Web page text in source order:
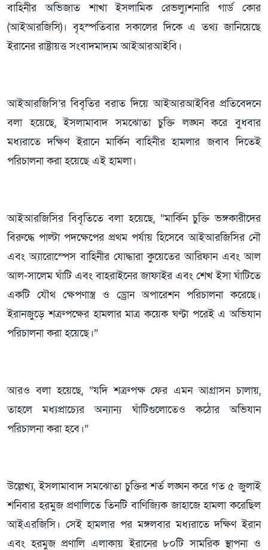
বাহিনীর অভিজাত শাখা ইসলামিক রেভল্যুশনারি গার্ড কোর
(আইআরজিসি)। বৃহস্পতিবার সকালের দিকে এ তথ্য জানিয়েছে
ইরানের রাষ্ট্রায়ত্ত সংবাদমাদ্যম আইআরআইবি।
আইআরজিসি’র বিবৃতির বরাত দিয়ে আইআরআইবির প্রতিবেদনে
বলা হয়েছে, ইসলামাবাদ সমঝোতা চুক্তি লঙ্ঘন করে বুধবার
মধ্যরাতে দক্ষিণ ইরানে মার্কিন বাহিনীর হামলার জবাব দিতেই
পরিচালনা করা হয়েছে এই হামলা।
আইআরজিসির বিবৃতিতে বলা হয়েছে, “মার্কিন চুক্তি ভঙ্গকারীদের
বিরুদ্ধে পাল্টা পদক্ষেপের প্রথম পর্যায় হিসেবে আইআরজিসির নৌ
এবং অ্যারোস্পেস বাহিনীর যোদ্ধারা কুয়েতের আরিফান এবং আল
আল-সালেম ঘাঁটি এবং বাহরাইনের জাফাইর এবং শেখ ইসা ঘাঁটিতে
একটি যৌথ ক্ষেপণাস্ত্র ও ড্রোন অপারেশন পরিচালনা করেছে।
ইরানজুড়ে শত্রুপক্ষের হামলার মাত্র কয়েক ঘণ্টা পরেই এ অভিযান
পরিচালনা করা হয়েছে।”
আরও বলা হয়েছে, “যদি শত্রুপক্ষ ফের এমন আগ্রাসন চালায়,
তাহলে মধ্যপ্রাচ্যের অন্যান্য ঘাঁটিগুলোতেও কঠোর অভিযান
পরিচালনা করা হবে।”
উল্লেখ্য, ইসলামাবাদ সমঝোতা চুক্তির শর্ত লঙ্ঘন করে গত ৫ জুলাই
শনিবার হরমুজ প্রণালিতে তিনটি বাণিজ্যিক জাহাজে হামলা করেছিল
আইএরজিসি। সেই হামলার পর মঙ্গলবার মধ্যরাতে দক্ষিণ ইরান
এবং হরমুজ প্রণালি এলাকায় ইরানের ৮০টি সামরিক স্থাপনা ও